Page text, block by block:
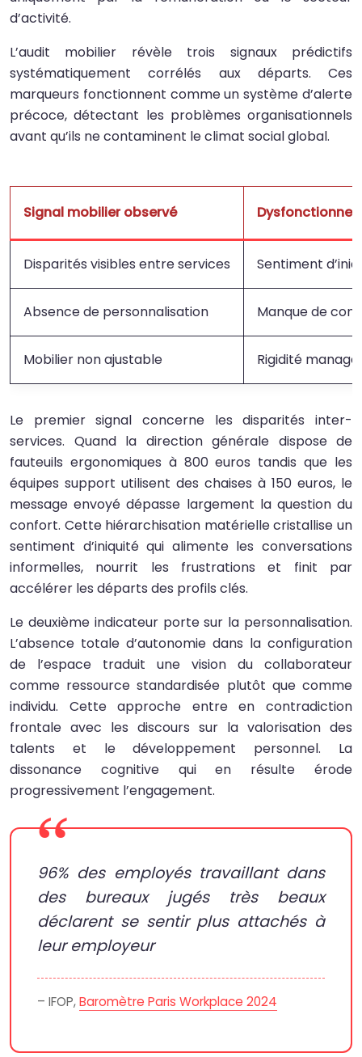
d’activité.
L’audit mobilier révèle trois signaux prédictifs
systématiquement corrélés aux départs. Ces
marqueurs fonctionnent comme un système d’alerte
précoce, détectant les problèmes organisationnels
avant qu’ils ne contaminent le climat social global.
Signal mobilier observé
Disparités visibles entre services Sentiment
Absence de personnalisation Manque de
Mobilier non ajustable Rigidité
Le premier signal concerne les disparités inter-
services. Quand la direction générale dispose de
fauteuils ergonomiques à 800 euros tandis que les
équipes support utilisent des chaises à 150 euros, le
message envoyé dépasse largement la question du
confort. Cette hiérarchisation matérielle cristallise un
sentiment d’iniquité qui alimente les conversations
informelles, nourrit les frustrations et finit par
accélérer les départs des profils clés.
Le deuxième indicateur porte sur la personnalisation.
L’absence totale d’autonomie dans la configuration
de l’espace traduit une vision du collaborateur
comme ressource standardisée plutôt que comme
individu. Cette approche entre en contradiction
frontale avec les discours sur la valorisation des
talents et le développement personnel. La
dissonance cognitive qui en résulte érode
progressivement l’engagement.
96% des employés travaillant dans
des bureaux jugés très beaux
déclarent se sentir plus attachés à
leur employeur
– IFOP,Baromètre Paris Workplace 2024